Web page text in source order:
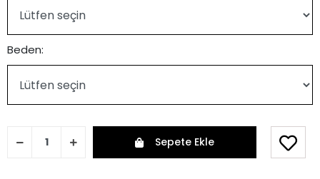
Beden:
Sepete Ekle